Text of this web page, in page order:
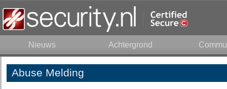
Nieuws Achtergrond
Abuse Melding